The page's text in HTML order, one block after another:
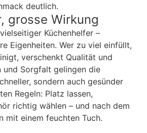
deutlich.
grosse Wirkung
Küchenhelfer –
Eigenheiten. Wer zu viel einfüllt,
verschenkt Qualität und
und Sorgfalt gelingen die
sondern auch gesünder
Regeln: Platz lassen,
richtig wählen – und nach dem
mit einem feuchten Tuch.